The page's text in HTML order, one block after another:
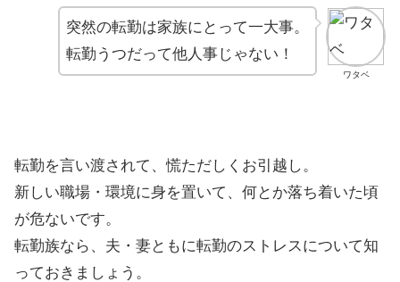
ワタベ
突然の転勤は家族にとって一大事。
転勤うつだって他人事じゃない！
転勤を言い渡されて、慌ただしくお引越し。
新しい職場・環境に身を置いて、何とか落ち着いた頃
が危ないです。
転勤族なら、夫・妻ともに転勤のストレスについて知
っておきましょう。